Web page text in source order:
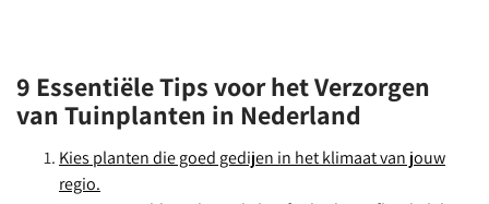
9 Essentiële Tips voor het Verzorgen
van Tuinplanten in Nederland
Kies planten die goed gedijen in het klimaat van jouw
regio.